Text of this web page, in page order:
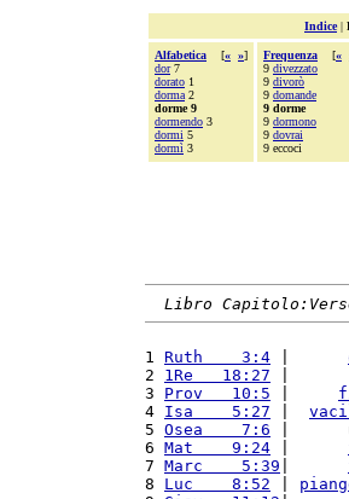
Indice|
Alfabetica [« »]
dor7
dorato 1
dorma 2
dorme 9
dormendo 3
dormi 5
dormì 3
Frequenza [«
9 divezzato
9 divorò
9 domande
9 dorme
9 dormono
9 dovrai
9 eccoci
Libro
1 Ruth    3:4
2 1Re   18:27 |
3 Prov   10:5
4 Isa    5:27
5 Osea    7:6 |
6 Mat    9:24
7 Marc    5:39
8 Luc    8:52